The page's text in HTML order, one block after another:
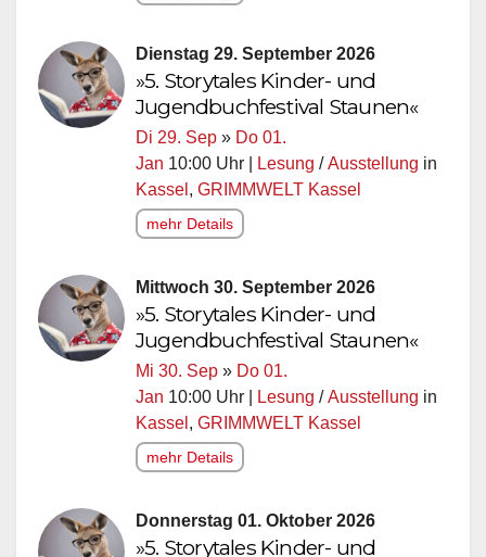
Dienstag 29. September 2026
»5. Storytales Kinder- und
Jugendbuchfestival Staunen«
Di 29. Sep » Do 01.
Jan 10:00 Uhr | Lesung /Ausstellung in
Kassel , GRIMMWELT Kassel
mehr Details
Mittwoch 30. September 2026
»5. Storytales Kinder- und
Jugendbuchfestival Staunen«
Mi 30. Sep » Do 01.
Jan 10:00 Uhr | Lesung /Ausstellung in
Kassel , GRIMMWELT Kassel
mehr Details
Donnerstag 01. Oktober 2026
»5. Storytales Kinder- und